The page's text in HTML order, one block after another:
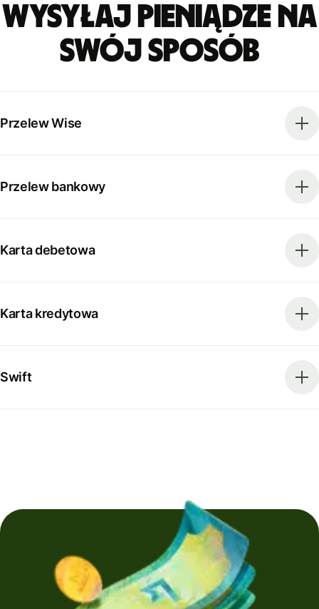
Wysyłaj pieniądze na
swój sposób
Przelew Wise
Przelew bankowy
Karta debetowa
Karta kredytowa
Swift